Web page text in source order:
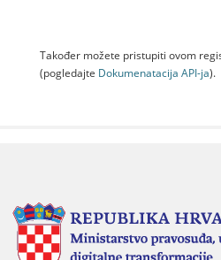
Također možete pristupiti ovom
(pogledajte Dokumenаtаcijа API-jа).